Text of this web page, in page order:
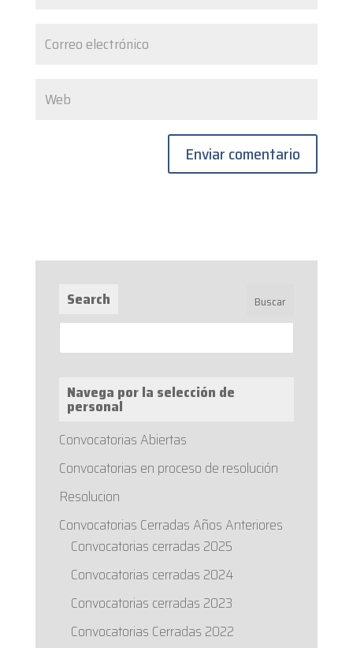
Search
Navega por la selección de
personal
Convocatorias Abiertas
Convocatorias en proceso de resolución
Resolucion
Convocatorias Cerradas Años Anteriores
Convocatorias cerradas 2025
Convocatorias cerradas 2024
Convocatorias cerradas 2023
Convocatorias Cerradas 2022